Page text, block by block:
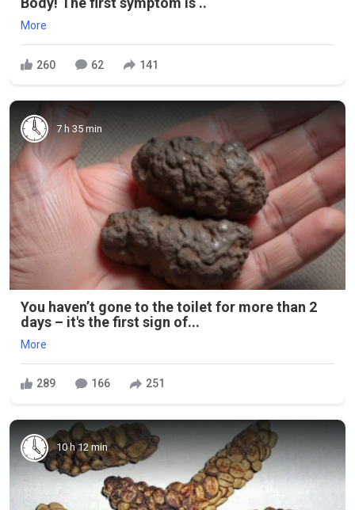
More
260 62 141
7 h 35 min
You haven’t gone to the toilet for more than 2
days – it's the first sign of...
More
289 166 251
10 h 12 min